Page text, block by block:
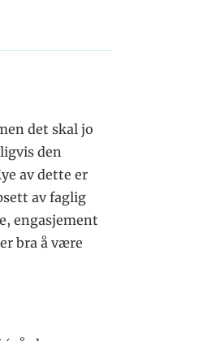
det skal jo
den
av dette er
av faglig
engasjement
bra å være